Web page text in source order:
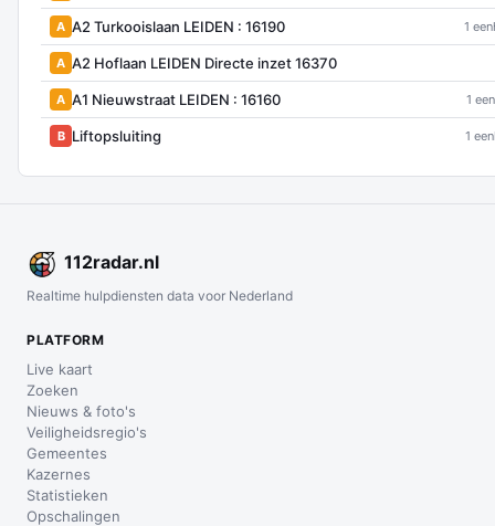
A A2 Turkooislaan LEIDEN : 16190 1
A A2 Hoflaan LEIDEN Directe inzet 16370
A A1 Nieuwstraat LEIDEN : 16160 1
B Liftopsluiting 1
112radar.nl
Realtime hulpdiensten data voor Nederland
PLATFORM
Live kaart
Zoeken
Nieuws & foto's
Veiligheidsregio's
Gemeentes
Kazernes
Statistieken
Opschalingen